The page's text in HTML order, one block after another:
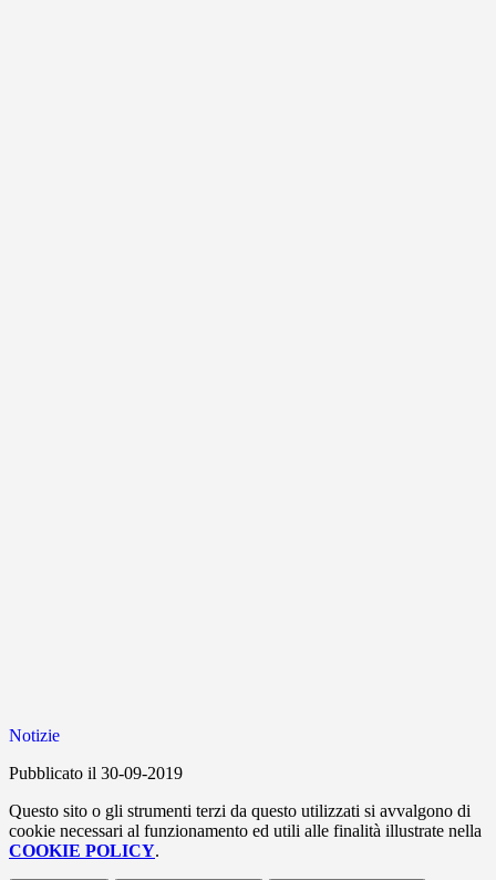
Notizie
Pubblicato il 30-09-2019
Questo sito o gli strumenti terzi da questo utilizzati si avvalgono di
cookie necessari al funzionamento ed utili alle finalità illustrate nella
COOKIE POLICY.